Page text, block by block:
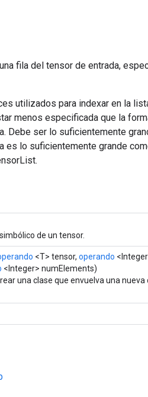
fila del tensor de entrada,
utilizados para indexar en la
menos especificada que la
Debe ser lo suficientemente
es lo suficientemente grande
de un tensor.
<T> tensor, operando
<Integer> numElements)
una clase que envuelva una nueva